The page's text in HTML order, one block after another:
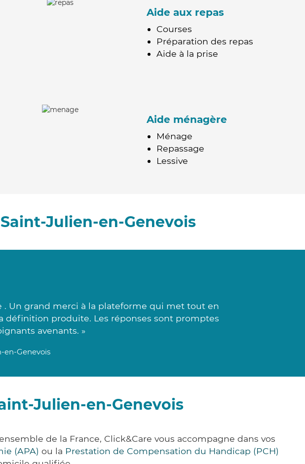
Aide aux repas
Courses
Préparation des repas
Aide à la prise
Aide ménagère
Ménage
Repassage
Lessive
Julien-en-Genevois
. Un grand merci à la plateforme qui met tout en
produite. Les réponses sont promptes
avenants. »
en-Genevois
Julien-en-Genevois
de la France, Click&Care vous accompagne dans vos
(APA) ou la Prestation de Compensation du Handicap (PCH)